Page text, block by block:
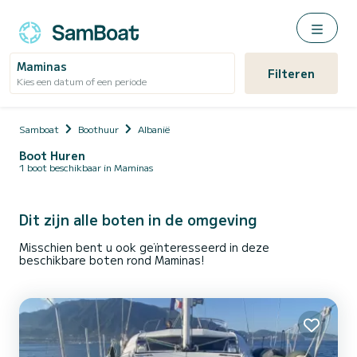
Maminas
Kies een datum of een periode Filteren
Samboat Boothuur Albanië
Boot Huren
1 boot beschikbaar in Maminas
Dit zijn alle boten in de omgeving
Misschien bent u ook geïnteresseerd in deze
beschikbare boten rond Maminas!